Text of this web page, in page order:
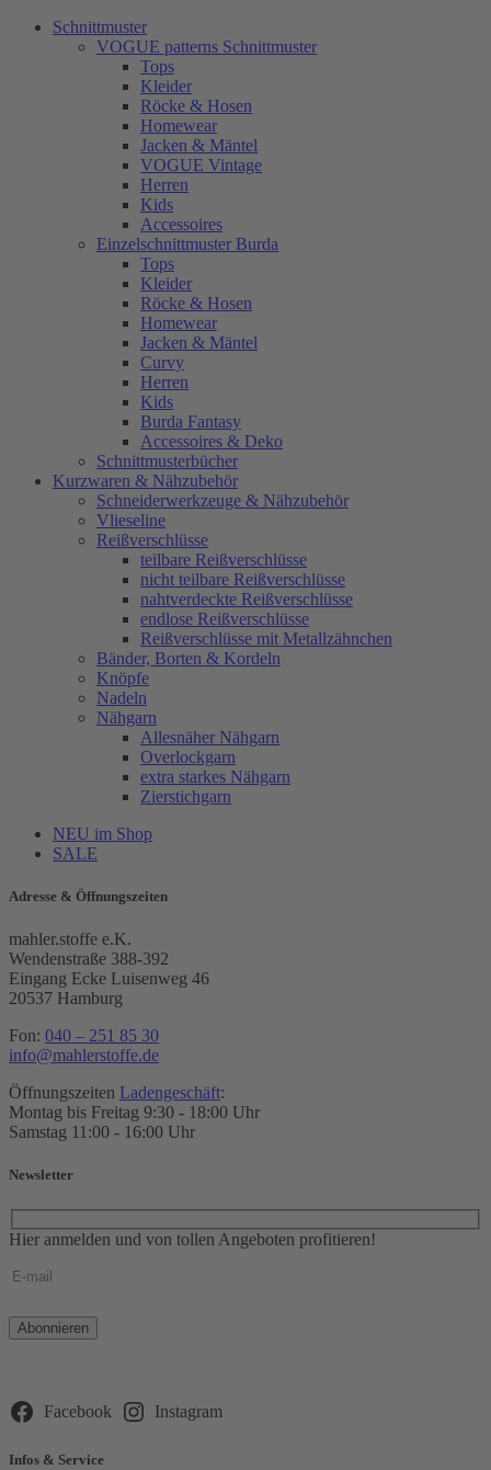
Schnittmuster
VOGUE patterns Schnittmuster
Tops
Kleider
Röcke & Hosen
Homewear
Jacken & Mäntel
VOGUE Vintage
Herren
Kids
Accessoires
Einzelschnittmuster Burda
Tops
Kleider
Röcke & Hosen
Homewear
Jacken & Mäntel
Curvy
Herren
Kids
Burda Fantasy
Accessoires & Deko
Schnittmusterbücher
Kurzwaren & Nähzubehör
Schneiderwerkzeuge & Nähzubehör
Vlieseline
Reißverschlüsse
teilbare Reißverschlüsse
nicht teilbare Reißverschlüsse
nahtverdeckte Reißverschlüsse
endlose Reißverschlüsse
Reißverschlüsse mit Metallzähnchen
Bänder, Borten & Kordeln
Knöpfe
Nadeln
Nähgarn
Allesnäher Nähgarn
Overlockgarn
extra starkes Nähgarn
Zierstichgarn
NEU im Shop
SALE
Adresse & Öffnungszeiten
mahler.stoffe e.K.
Wendenstraße 388-392
Eingang Ecke Luisenweg 46
20537 Hamburg
Fon: 040 – 251 85 30
info@mahlerstoffe.de
Öffnungszeiten Ladengeschäft:
Montag bis Freitag 9:30 - 18:00 Uhr
Samstag 11:00 - 16:00 Uhr
Newsletter
Hier anmelden und von tollen Angeboten profitieren!
Bitte
lasse
leer.
Facebook Instagram
Infos & Service